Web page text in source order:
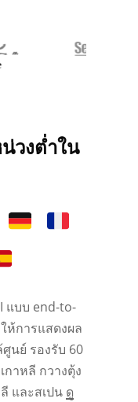
วงต่ำใน
แบบ end-to-
ห้การแสดงผล
นย์ รองรับ 60
าหลี กวางตุ้ง
และสเปน ดู